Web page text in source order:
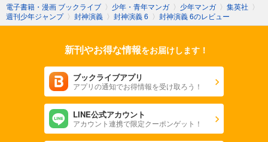
封神演義 19
電子書籍・漫画 ブックライブ 〉 少年・青年マンガ 〉 少年マンガ 〉 集英社 〉
週刊少年ジャンプ 〉 封神演義 〉 封神演義 6 〉 封神演義 6のレビュー
新刊やお得な情報をお届けします！
ブックライブアプリ
アプリの通知でお得情報を受け取ろう！
LINE公式アカウント
アカウント連携で限定クーポンゲット！